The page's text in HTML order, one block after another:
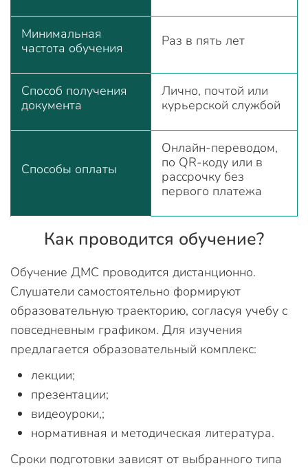
Минимальная
частота обучения
Раз в пять лет
Способ получения
документа
Лично, почтой или
курьерской службой
Способы оплаты
Онлайн-переводом,
по QR-коду или в
рассрочку без
первого платежа
Как проводится обучение?
Обучение ДМС проводится дистанционно.
Слушатели самостоятельно формируют
образовательную траекторию, согласуя учебу с
повседневным графиком. Для изучения
предлагается образовательный комплекс:
лекции;
презентации;
видеоуроки,;
нормативная и методическая литература.
Сроки подготовки зависят от выбранного типа